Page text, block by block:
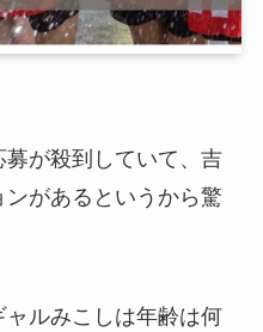
が殺到していて、吉
があるというから驚
ルみこしは年齢は何